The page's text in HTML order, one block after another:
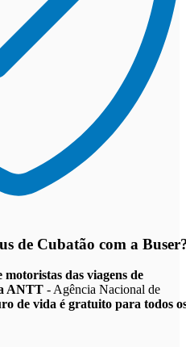
de Cubatão com a
motoristas das viagens de
ANTT - Agência Nacional de
de vida é gratuito para todos